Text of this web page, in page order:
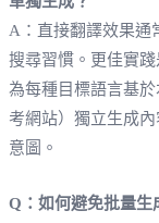
A：直接翻譯效果通
搜尋習慣。更佳實
為每種目標語言基
考網站）獨立生成
意圖。
Q：如何避免批量生